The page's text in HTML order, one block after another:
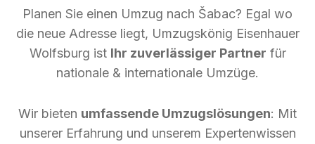
Planen Sie einen Umzug nach Šabac? Egal wo
die neue Adresse liegt, Umzugskönig Eisenhauer
Wolfsburg ist Ihr zuverlässiger Partner für
nationale & internationale Umzüge.
Wir bieten umfassende Umzugslösungen: Mit
unserer Erfahrung und unserem Expertenwissen